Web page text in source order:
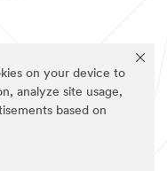
on your device to
analyze site usage,
based on